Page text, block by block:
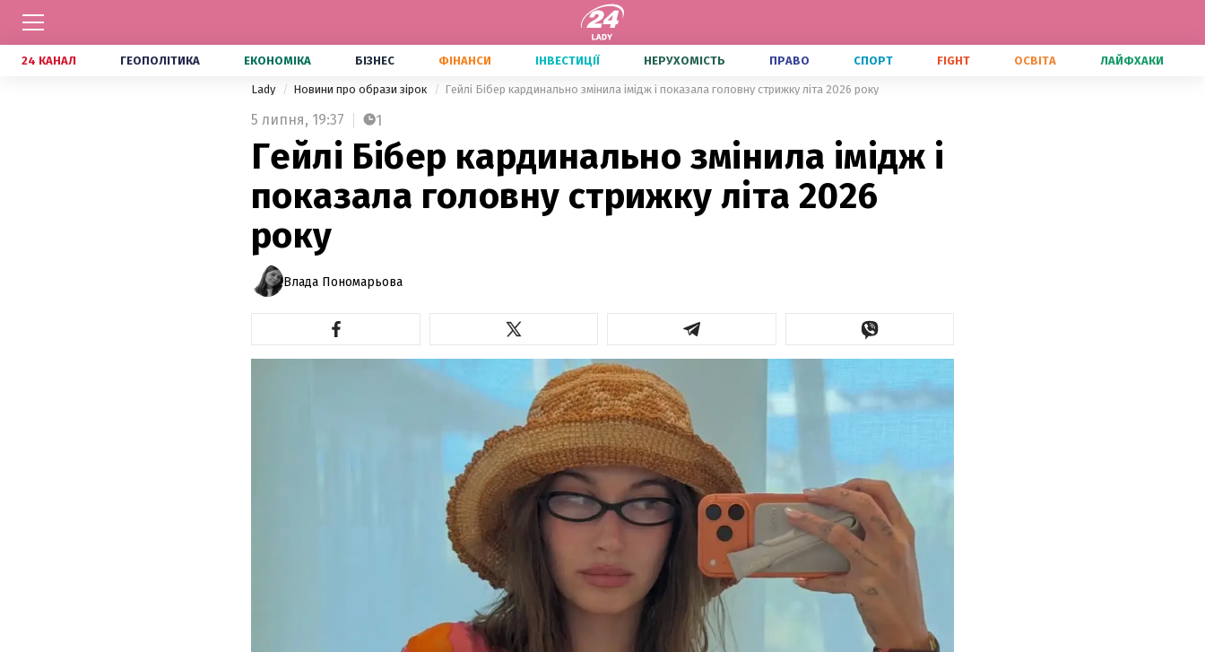
24 КАНАЛ ГЕОПОЛІТИКА ЕКОНОМІКА БІЗНЕС ФІНАНСИ ІНВЕСТИЦІЇ НЕРУХОМІСТЬ ПРАВО СПОРТ FIGHT ОСВІТА ЛАЙФХАКИ
Lady Новини про образи зірок Гейлі Бібер кардинально змінила імідж і показала головну стрижку літа 2026 року
5 липня, 19:37 1
Гейлі Бібер кардинально змінила імідж і
показала головну стрижку літа 2026
року
Влада Пономарьова